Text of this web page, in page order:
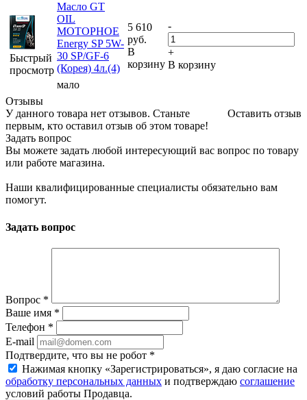
Быстрый
просмотр
Масло GT
OIL
МОТОРНОЕ
Energy SP 5W-
30 SP/GF-6
(Корея) 4л.(4)
мало
5 610
руб.
В
корзину
-
+
В корзину
Отзывы
Оставить отзыв
У данного товара нет отзывов. Станьте
первым, кто оставил отзыв об этом товаре!
Задать вопрос
Вы можете задать любой интересующий вас вопрос по товару
или работе магазина.
Наши квалифицированные специалисты обязательно вам
помогут.
Задать вопрос
Вопрос *
Ваше имя *
Телефон *
E-mail
Подтвердите, что вы не робот *
Нажимая кнопку «Зарегистрироваться», я даю согласие на
обработку персональных данных и подтверждаю соглашение
условий работы Продавца.